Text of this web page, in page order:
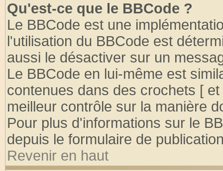
Qu'est-ce que le BBCode ?
Le BBCode est une
l'utilisation du BBCode est
aussi le désactiver sur un
Le BBCode en lui-même est
contenues dans des crochets [
meilleur contrôle sur la manière
Pour plus d'informations sur le
depuis le formulaire de
Revenir en haut